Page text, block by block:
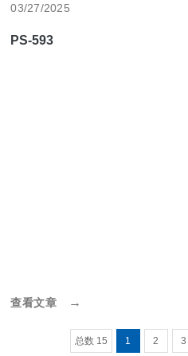
03/27/2025
PS-593
查看文章 →
总数 15 1 2 3